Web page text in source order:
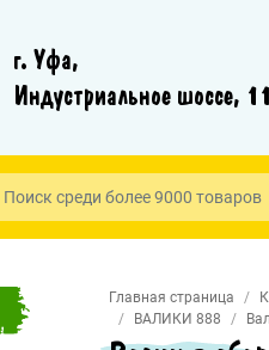
г. Уфа,
Индустриальное шоссе,
Главная страница
ВАЛИКИ 888